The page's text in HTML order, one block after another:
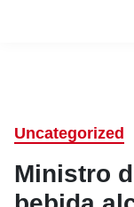
Uncategorized
Ministro